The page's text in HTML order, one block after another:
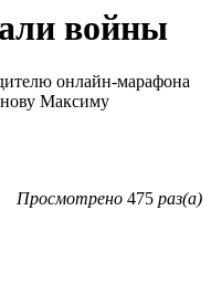
войны
онлайн-марафона
Максиму
Просмотрено 475 раз(а)